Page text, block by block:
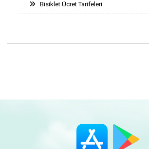
Bisiklet Ücret Tarifeleri